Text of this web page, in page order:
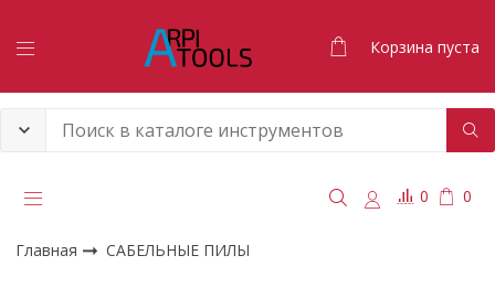
Корзина пуста
0 0
Главная САБЕЛЬНЫЕ ПИЛЫ